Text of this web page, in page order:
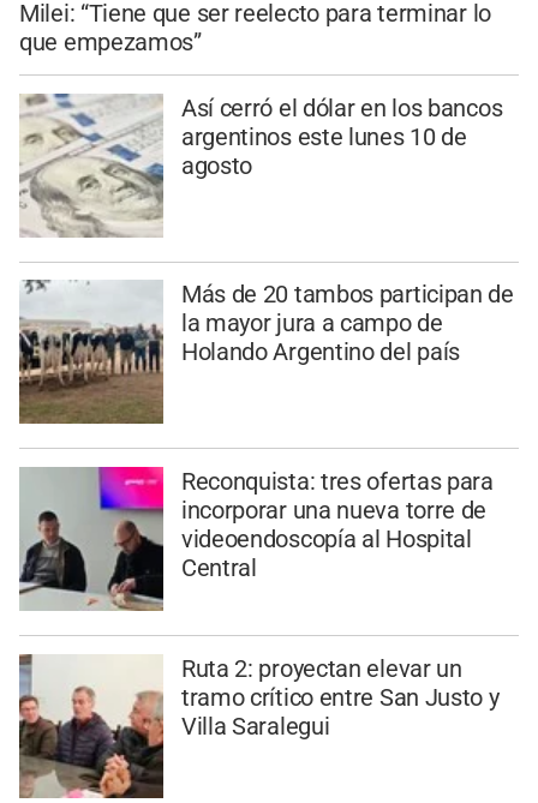
Milei: “Tiene que ser reelecto para terminar lo
que empezamos”
Así cerró el dólar en los bancos
argentinos este lunes 10 de
agosto
Más de 20 tambos participan de
la mayor jura a campo de
Holando Argentino del país
Reconquista: tres ofertas para
incorporar una nueva torre de
videoendoscopía al Hospital
Central
Ruta 2: proyectan elevar un
tramo crítico entre San Justo y
Villa Saralegui